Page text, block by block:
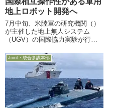
地上ロボット開発へ
7月中旬、米陸軍の研究機関（）
が主催した地上無人システム
（UGV）の国際協力実験が行わ
うです。また実験の主旨に賛同し
た大小60社ものロボット関連企
業がこの取り組みに関わっている
とのこと
Joint・統合参謀本部